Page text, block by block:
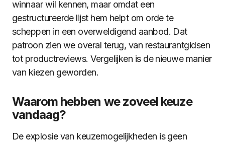
winnaar wil kennen, maar omdat een
gestructureerde lijst hem helpt om orde te
scheppen in een overweldigend aanbod. Dat
patroon zien we overal terug, van restaurantgidsen
tot productreviews. Vergelijken is de nieuwe manier
van kiezen geworden.
Waarom hebben we zoveel keuze
vandaag?
De explosie van keuzemogelijkheden is geen